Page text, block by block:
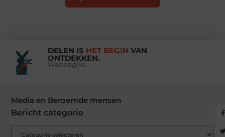
DELEN IS HET BEGIN VAN
ONTDEKKEN.
Wannagive
Media en Beroemde mensen
Bericht categorie